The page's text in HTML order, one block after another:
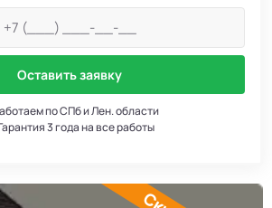
4
7
Оставить заявку
по СПб и Лен. области
3 года на все работы